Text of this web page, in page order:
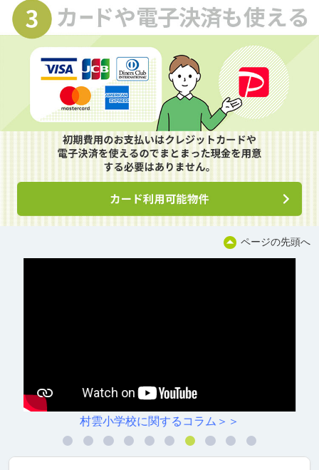
ページの先頭へ
村雲小学校に関するコラム＞＞